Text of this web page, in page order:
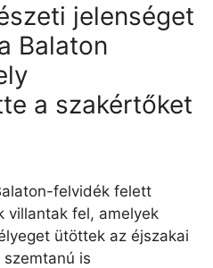
jelenséget
Balaton
a szakértőket
felvidék felett
villantak fel, amelyek
ütöttek az éjszakai
is